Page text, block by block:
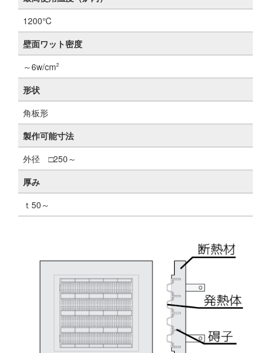
1200℃
壁面ワット密度
～6w/cm2
形状
角板形
製作可能寸法
外径 □250～
厚み
ｔ50～